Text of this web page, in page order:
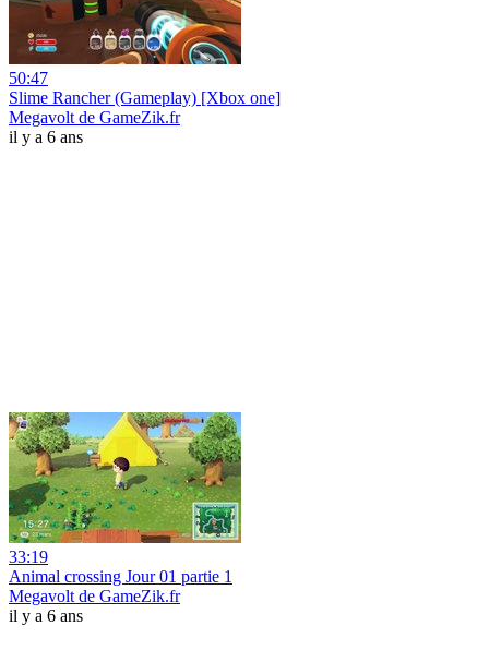
50:47
Slime Rancher (Gameplay) [Xbox one]
Megavolt de GameZik.fr
il y a 6 ans
33:19
Animal crossing Jour 01 partie 1
Megavolt de GameZik.fr
il y a 6 ans